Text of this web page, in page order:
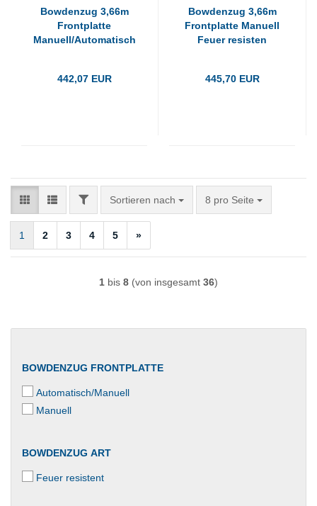
Bowdenzug 3,66m
Frontplatte
Manuell/Automatisch
442,07 EUR
Bowdenzug 3,66m
Frontplatte Manuell
Feuer resisten
445,70 EUR
FILTERSortieren nach
Sortieren nach 8 pro Seite
pro Seite
1 2 3 4 5 »
1 bis 8 (von insgesamt 36)
BOWDENZUG FRONTPLATTE
Automatisch/Manuell
Manuell
BOWDENZUG ART
Feuer resistent